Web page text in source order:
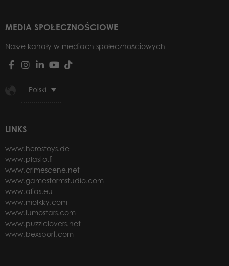
MEDIA SPOŁECZNOŚCIOWE
Nasze kanały w mediach społecznościowych
Polski
LINKS
www.herostoys.de
www.plasto.fi
www.crimescene.net
www.gamestormstudio.com
www.alias.eu
www.molkky.com
www.lumostars.com
www.puzzlelovers.net
www.bexsport.com